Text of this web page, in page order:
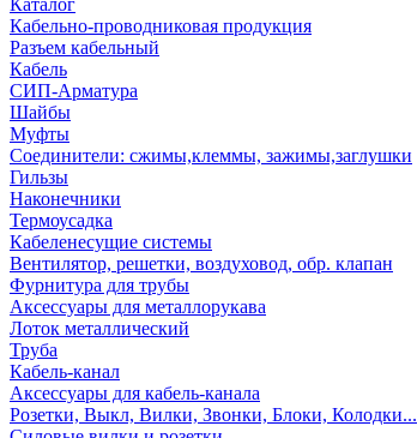
Каталог
Кабельно-проводниковая продукция
Разъем кабельный
Кабель
СИП-Арматура
Шайбы
Муфты
Соединители: сжимы,клеммы, зажимы,заглушки
Гильзы
Наконечники
Термоусадка
Кабеленесущие системы
Вентилятор, решетки, воздуховод, обр. клапан
Фурнитура для трубы
Аксессуары для металлорукава
Лоток металлический
Труба
Кабель-канал
Аксессуары для кабель-канала
Розетки, Выкл, Вилки, Звонки, Блоки, Колодки...